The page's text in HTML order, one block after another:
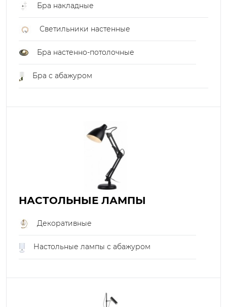
Бра накладные
Светильники настенные
Бра настенно-потолочные
Бра с абажуром
НАСТОЛЬНЫЕ ЛАМПЫ
Декоративные
Настольные лампы с абажуром